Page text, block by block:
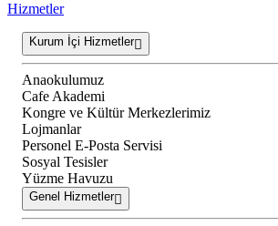
Hizmetler
Kurum İçi Hizmetler
Anaokulumuz
Cafe Akademi
Kongre ve Kültür Merkezlerimiz
Lojmanlar
Personel E-Posta Servisi
Sosyal Tesisler
Yüzme Havuzu
Genel Hizmetler